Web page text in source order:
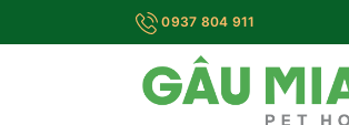
0937 804 911